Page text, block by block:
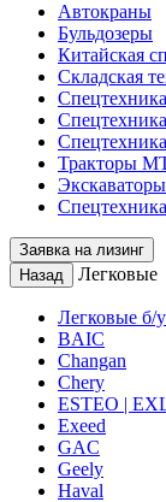
Автокраны
Бульдозеры
Китайская
Складская
Тракторы
Экскаваторы
Заявка на лизинг
Назад
Легковые
Легковые б/у
BAIC
Changan
Chery
ESTEO |
Exeed
GAC
Geely
Haval